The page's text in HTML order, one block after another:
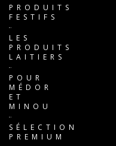
PRODUITS
FESTIFS
LES
PRODUITS
LAITIERS
POUR
MÉDOR
ET
MINOU
SÉLECTION
PREMIUM